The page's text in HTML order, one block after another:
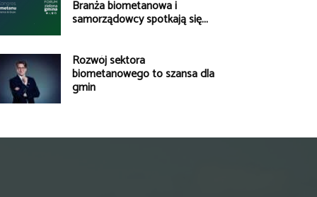
Branża biometanowa i
samorządowcy spotkają się...
Rozwój sektora
biometanowego to szansa dla
gmin